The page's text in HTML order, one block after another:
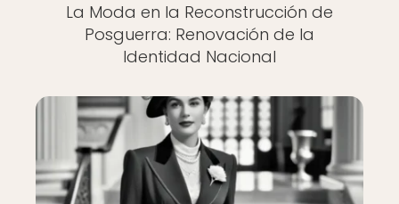
La Moda en la Reconstrucción de
Posguerra: Renovación de la
Identidad Nacional